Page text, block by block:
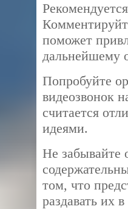
поможет
дальнейшему
Попробуйте
видеозвонок
считается
идеями.
Не забывайте
том, что
раздавать их